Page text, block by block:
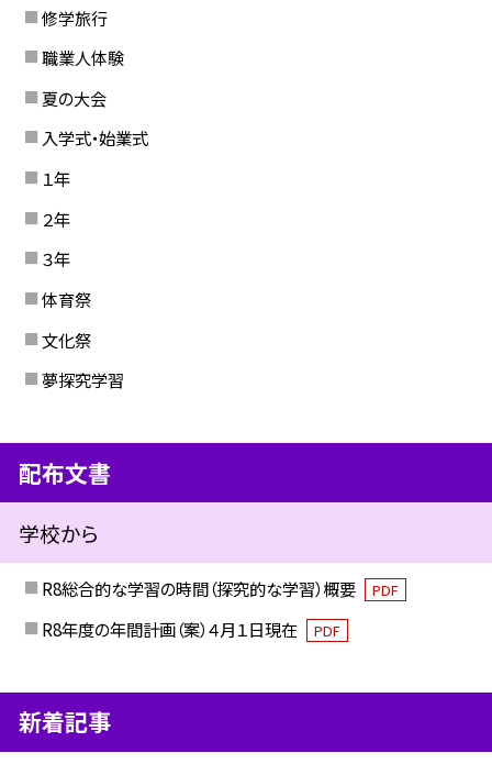
修学旅行
職業人体験
夏の大会
入学式・始業式
１年
２年
３年
体育祭
文化祭
夢探究学習
配布文書
学校から
R8総合的な学習の時間（探究的な学習）概要 PDF
R8年度の年間計画（案）４月１日現在 PDF
新着記事